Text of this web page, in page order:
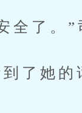
了。”
了她的